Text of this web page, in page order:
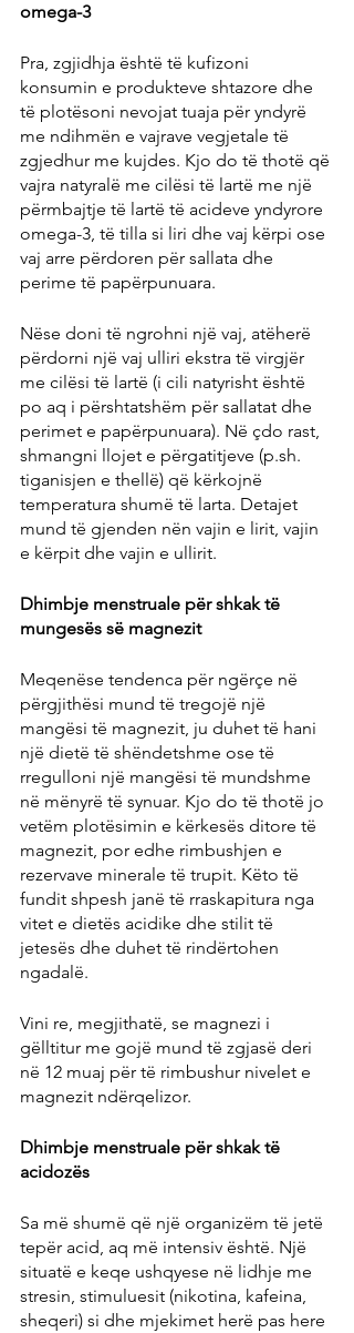
omega-3
Pra, zgjidhja është të kufizoni
konsumin e produkteve shtazore dhe
të plotësoni nevojat tuaja për yndyrë
me ndihmën e vajrave vegjetale të
zgjedhur me kujdes. Kjo do të thotë që
vajra natyralë me cilësi të lartë me një
përmbajtje të lartë të acideve yndyrore
omega-3, të tilla si liri dhe vaj kërpi ose
vaj arre përdoren për sallata dhe
perime të papërpunuara.
Nëse doni të ngrohni një vaj, atëherë
përdorni një vaj ulliri ekstra të virgjër
me cilësi të lartë (i cili natyrisht është
po aq i përshtatshëm për sallatat dhe
perimet e papërpunuara). Në çdo rast,
shmangni llojet e përgatitjeve (p.sh.
tiganisjen e thellë) që kërkojnë
temperatura shumë të larta. Detajet
mund të gjenden nën vajin e lirit, vajin
e kërpit dhe vajin e ullirit.
Dhimbje menstruale për shkak të
mungesës së magnezit
Meqenëse tendenca për ngërçe në
përgjithësi mund të tregojë një
mangësi të magnezit, ju duhet të hani
një dietë të shëndetshme ose të
rregulloni një mangësi të mundshme
në mënyrë të synuar. Kjo do të thotë jo
vetëm plotësimin e kërkesës ditore të
magnezit, por edhe rimbushjen e
rezervave minerale të trupit. Këto të
fundit shpesh janë të rraskapitura nga
vitet e dietës acidike dhe stilit të
jetesës dhe duhet të rindërtohen
ngadalë.
Vini re, megjithatë, se magnezi i
gëlltitur me gojë mund të zgjasë deri
në 12 muaj për të rimbushur nivelet e
magnezit ndërqelizor.
Dhimbje menstruale për shkak të
acidozës
Sa më shumë që një organizëm të jetë
tepër acid, aq më intensiv është. Një
situatë e keqe ushqyese në lidhje me
stresin, stimuluesit (nikotina, kafeina,
sheqeri) si dhe mjekimet herë pas here